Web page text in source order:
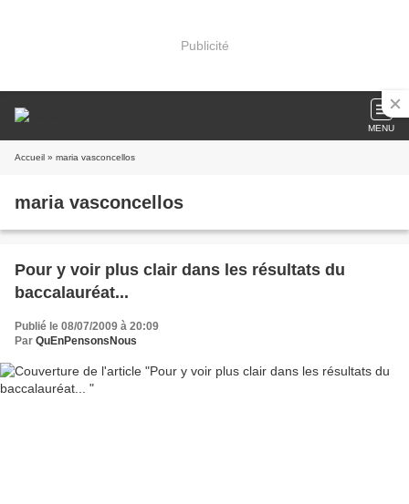
Publicité
MENU
Accueil » maria vasconcellos
maria vasconcellos
Pour y voir plus clair dans les résultats du
baccalauréat...
Publié le 08/07/2009 à 20:09
Par QuEnPensonsNous